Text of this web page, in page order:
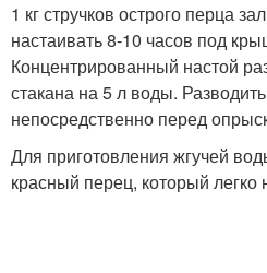
1 кг стручков острого перца
настаивать 8-10 часов под
Концентрированный настой
стакана на 5 л воды.
непосредственно перед
Для приготовления жгучей
красный перец, который легко